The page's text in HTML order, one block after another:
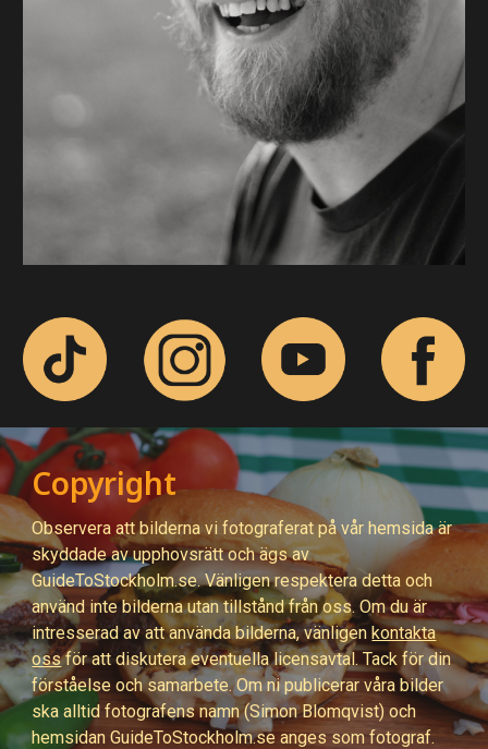
Copyright
Observera att bilderna vi fotograferat på vår hemsida är
skyddade av upphovsrätt och ägs av
GuideToStockholm.se. Vänligen respektera detta och
använd inte bilderna utan tillstånd från oss. Om du är
intresserad av att använda bilderna, vänligenkontakta
ossför att diskutera eventuella licensavtal. Tack för din
förståelse och samarbete. Om ni publicerar våra bilder
ska alltid fotografens namn (Simon Blomqvist) och
hemsidan GuideToStockholm.se anges som fotograf.